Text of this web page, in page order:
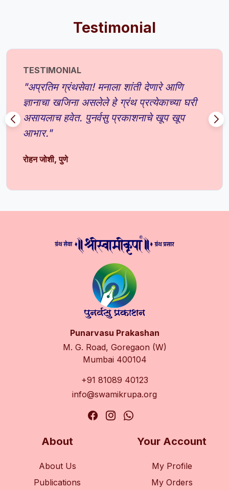
Testimonial
TESTIMONIAL
"अप्रतिम ग्रंथसेवा! मनाला शांती देणारे आणि
ज्ञानाचा खजिना असलेले हे ग्रंथ प्रत्येकाच्या घरी
असायलाच हवेत. पुनर्वसु प्रकाशनाचे खूप खूप
आभार."
रोहन जोशी, पुणे
Punarvasu Prakashan
M. G. Road, Goregaon (W)
Mumbai 400104
+91 81089 40123
info@swamikrupa.org
About
About Us
Publications
Your Account
My Profile
My Orders